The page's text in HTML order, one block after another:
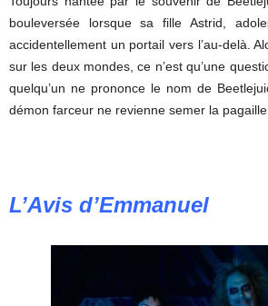
bouleversée lorsque sa fille Astrid,
accidentellement un portail vers l’au-delà.
sur les deux mondes, ce n’est qu’une
quelqu’un ne prononce le nom de
démon farceur ne revienne semer la pagaille.
L’Avis d’Emmanuel